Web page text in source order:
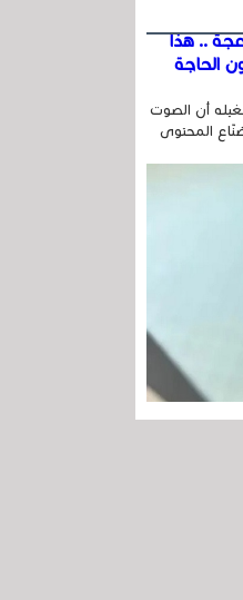
.. هذا
الحاجة
أن الصوت
المحتوى